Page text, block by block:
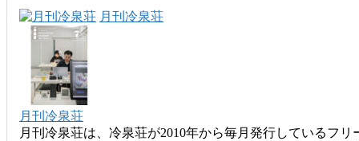
月刊冷泉荘
月刊冷泉荘
月刊冷泉荘は、冷泉荘が2010年から毎月発行しているフ